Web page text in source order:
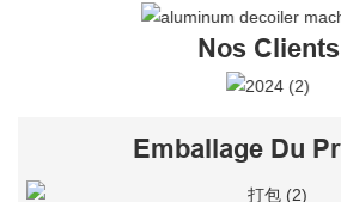
Nos Clients
Emballage Du